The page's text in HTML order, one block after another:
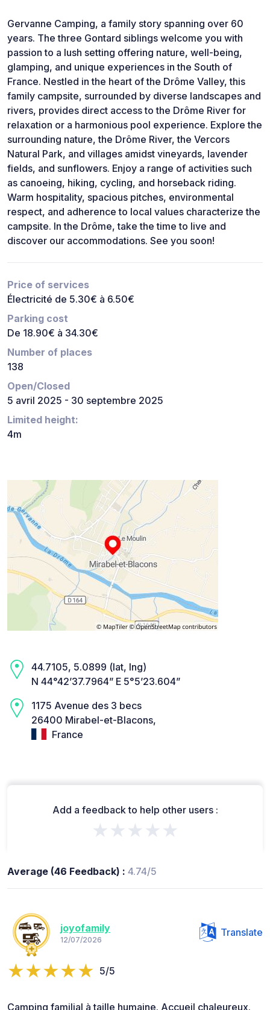
Gervanne Camping, a family story spanning over 60
years. The three Gontard siblings welcome you with
passion to a lush setting offering nature, well-being,
glamping, and unique experiences in the South of
France. Nestled in the heart of the Drôme Valley, this
family campsite, surrounded by diverse landscapes and
rivers, provides direct access to the Drôme River for
relaxation or a harmonious pool experience. Explore the
surrounding nature, the Drôme River, the Vercors
Natural Park, and villages amidst vineyards, lavender
fields, and sunflowers. Enjoy a range of activities such
as canoeing, hiking, cycling, and horseback riding.
Warm hospitality, spacious pitches, environmental
respect, and adherence to local values characterize the
campsite. In the Drôme, take the time to live and
discover our accommodations. See you soon!
Price of services
Électricité de 5.30€ à 6.50€
Parking cost
De 18.90€ à 34.30€
Number of places
138
Open/Closed
5 avril 2025 - 30 septembre 2025
Limited height:
4m
44.7105, 5.0899 (lat, lng)
N 44°42’37.7964” E 5°5’23.604”
1175 Avenue des 3 becs
26400 Mirabel-et-Blacons,
France
Add a feedback to help other users :
★★★★★
Average (46 Feedback) : 4.74/5
joyofamily
12/07/2026
Translate
5/5
Camping familial à taille humaine. Accueil chaleureux.